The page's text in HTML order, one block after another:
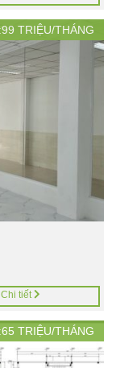
99 TRIỆU/THÁNG
Chi tiết
65 TRIỆU/THÁNG